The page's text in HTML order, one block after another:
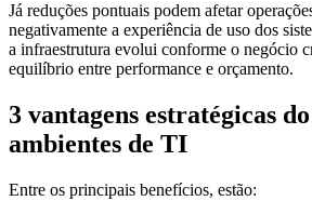
Já reduções pontuais podem afetar
negativamente a experiência de uso dos
a infraestrutura evolui conforme o negócio
equilíbrio entre performance e orçamento.
3 vantagens estratégicas
ambientes de TI
Entre os principais benefícios, estão: